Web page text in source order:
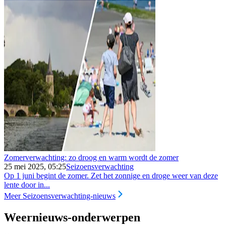
Zomerverwachting: zo droog en warm wordt de zomer
25 mei 2025, 05:25Seizoensverwachting
Op 1 juni begint de zomer. Zet het zonnige en droge weer van deze
lente door in...
Meer Seizoensverwachting-nieuws
Weernieuws-onderwerpen